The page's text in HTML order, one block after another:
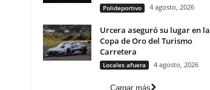
Polideportivo 4 agosto, 2026
Urcera aseguró su lugar en la
Copa de Oro del Turismo
Carretera
Locales afuera 4 agosto, 2026
Cargar más